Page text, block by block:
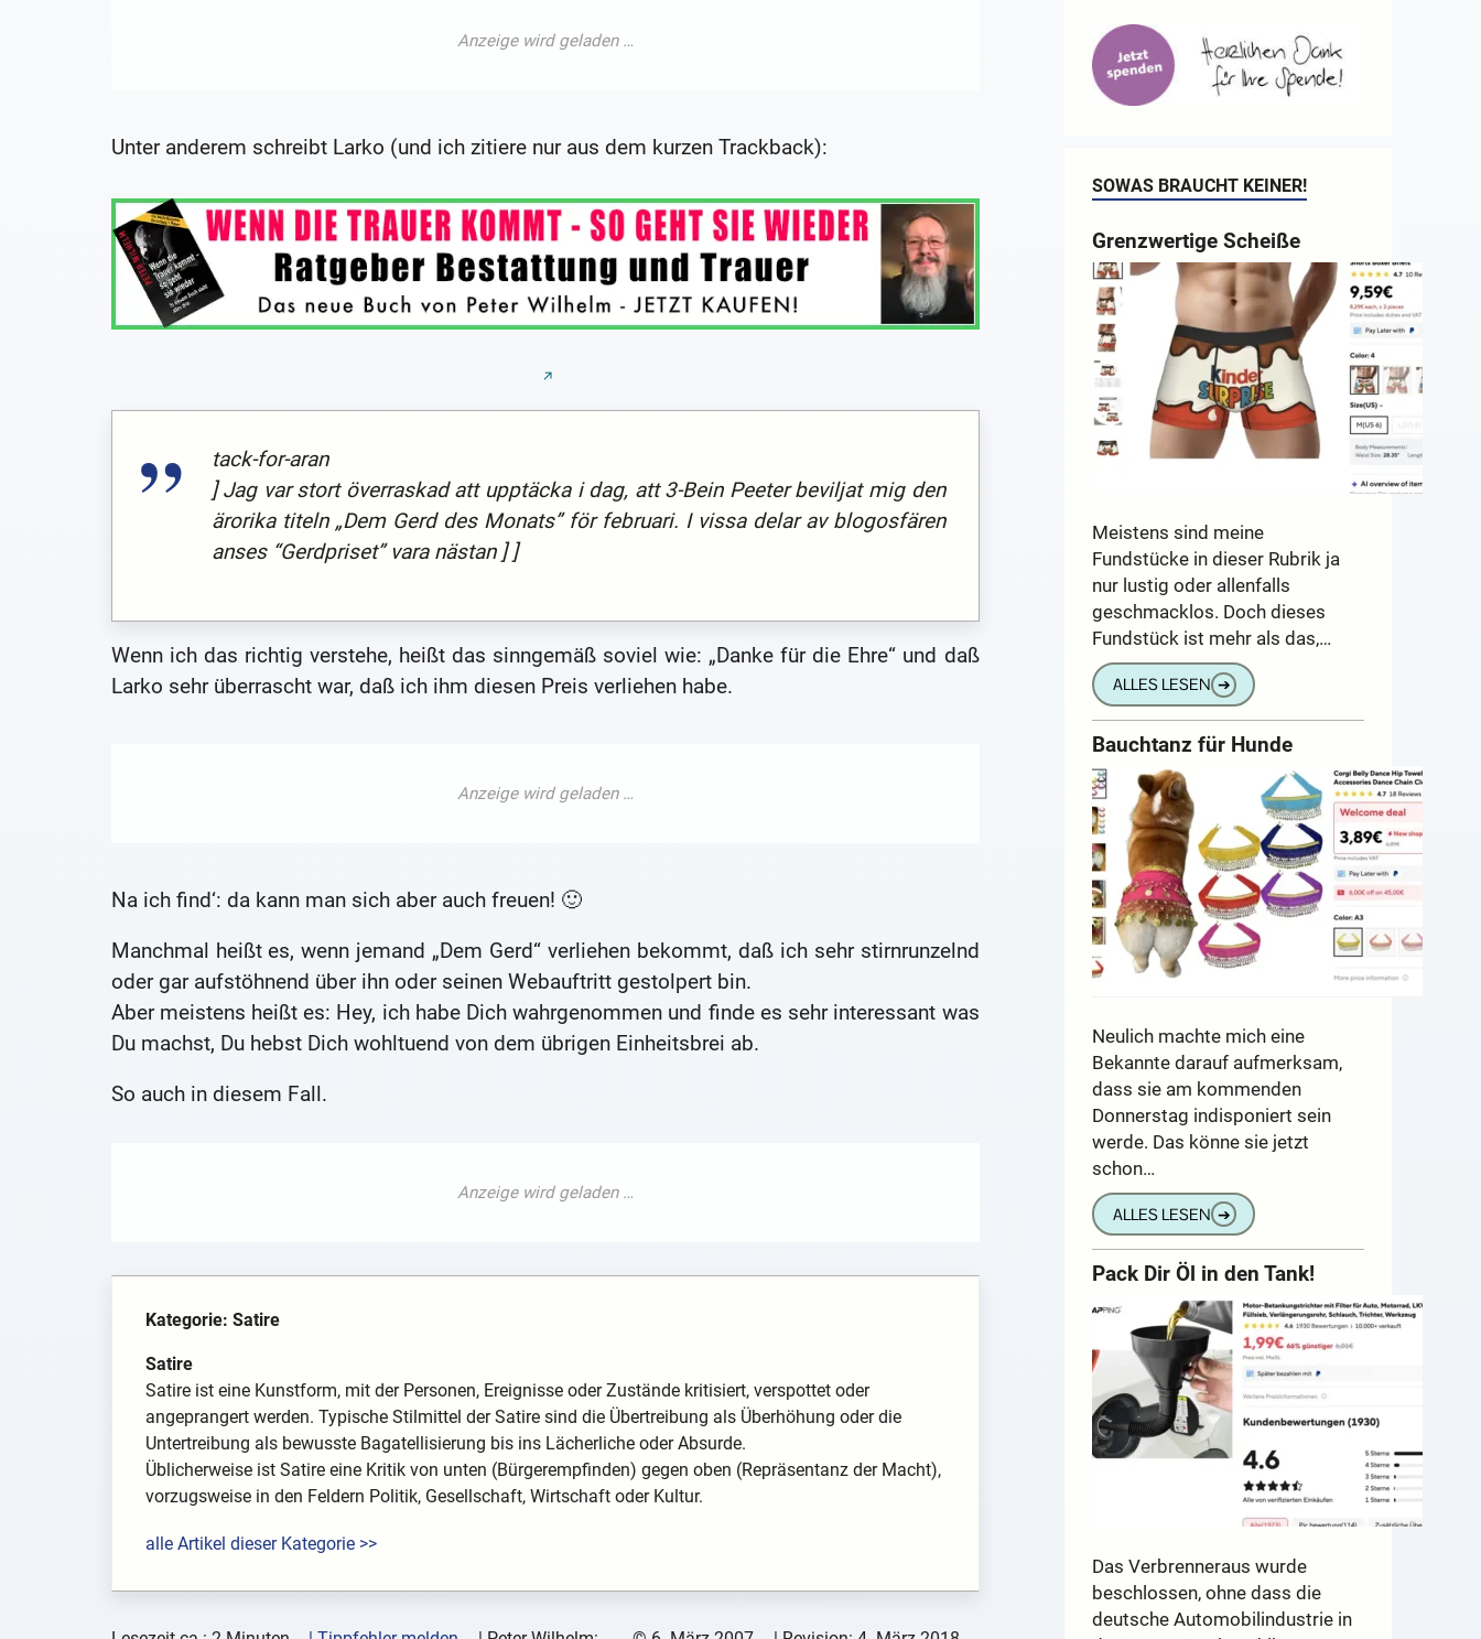
Unter anderem schreibt Larko (und ich zitiere nur aus dem kurzen Trackback):
tack-for-aran
] Jag var stort överraskad att upptäcka i dag, att 3-Bein Peeter beviljat mig den
ärorika titeln „Dem Gerd des Monats” för februari. I vissa delar av blogosfären
anses “Gerdpriset” vara nästan ] ]
Wenn ich das richtig verstehe, heißt das sinngemäß soviel wie: „Danke für die Ehre“ und daß
Larko sehr überrascht war, daß ich ihm diesen Preis verliehen habe.
Na ich find‘: da kann man sich aber auch freuen! 🙂
Manchmal heißt es, wenn jemand „Dem Gerd“ verliehen bekommt, daß ich sehr stirnrunzelnd
oder gar aufstöhnend über ihn oder seinen Webauftritt gestolpert bin.
Aber meistens heißt es: Hey, ich habe Dich wahrgenommen und finde es sehr interessant was
Du machst, Du hebst Dich wohltuend von dem übrigen Einheitsbrei ab.
So auch in diesem Fall.
Kategorie: Satire
Satire
Satire ist eine Kunstform, mit der Personen, Ereignisse oder Zustände kritisiert, verspottet oder
angeprangert werden. Typische Stilmittel der Satire sind die Übertreibung als Überhöhung oder die
Untertreibung als bewusste Bagatellisierung bis ins Lächerliche oder Absurde.
Üblicherweise ist Satire eine Kritik von unten (Bürgerempfinden) gegen oben (Repräsentanz der Macht),
vorzugsweise in den Feldern Politik, Gesellschaft, Wirtschaft oder Kultur.
alle Artikel dieser Kategorie >>
SOWAS BRAUCHT KEINER!
Grenzwertige Scheiße
Meistens sind meine
Fundstücke in dieser Rubrik ja
nur lustig oder allenfalls
geschmacklos. Doch dieses
Fundstück ist mehr als das,…
ALLES LESEN ➔
Bauchtanz für Hunde
Neulich machte mich eine
Bekannte darauf aufmerksam,
dass sie am kommenden
Donnerstag indisponiert sein
werde. Das könne sie jetzt
schon…
ALLES LESEN ➔
Pack Dir Öl in den Tank!
Das Verbrenneraus wurde
beschlossen, ohne dass die
deutsche Automobilindustrie in